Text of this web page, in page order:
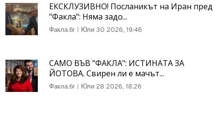
ЕКСКЛУЗИВНО! Посланикът на Иран пред
"Факла": Няма задо...
Факла.бг | Юли 30 2026, 19:46
САМО ВЪВ "ФАКЛА": ИСТИНАТА ЗА
ЙОТОВА. Свирен ли е мачът...
Факла.бг | Юли 28 2026, 18:26